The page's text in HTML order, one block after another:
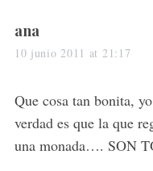
s
a
s
:
ana
10 junio 2011 at 21:17
Que cosa tan bonita,
verdad es que la que
una monada…. SON